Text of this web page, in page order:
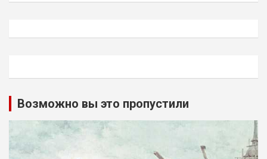
Возможно вы это пропустили